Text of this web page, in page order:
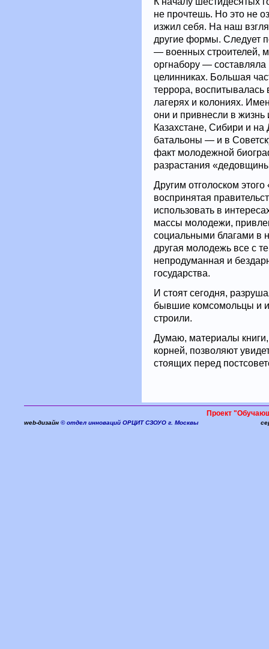
не прочтешь. Но это не
изжил себя. На наш
другие формы. Следует
— военных строителей,
оргнабору —
целинниках. Большая
террора, воспитывалась
лагерях и колониях.
они и привнесли в жизнь
Казахстане, Сибири и на
батальоны — и в
факт молодежной
разрастания
Другим отголоском
воспринятая
использовать в
массы молодежи,
социальными благами в
другая молодежь все с
непродуманная и
государства.
И стоят сегодня,
бывшие комсомольцы и
строили.
Думаю, материалы
корней, позволяют
стоящих перед
Проект
web-дизайн © отдел инноваций ОРЦИТ СЗОУО г. Москвы